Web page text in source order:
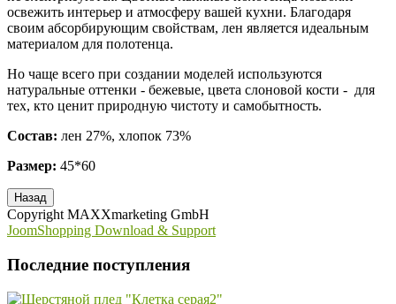
освежить интерьер и атмосферу вашей кухни. Благодаря
своим абсорбирующим свойствам, лен является идеальным
материалом для полотенца.
Но чаще всего при создании моделей используются
натуральные оттенки - бежевые, цвета слоновой кости - для
тех, кто ценит природную чистоту и самобытность.
Состав: лен 27%, хлопок 73%
Размер: 45*60
Copyright MAXXmarketing GmbH
JoomShopping Download & Support
Последние поступления